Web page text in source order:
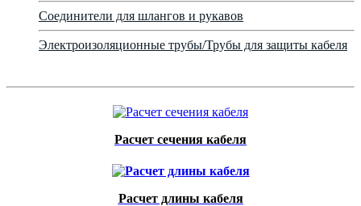
Соединители для шлангов и рукавов
Электроизоляционные трубы/Трубы для защиты кабеля
Расчет сечения кабеля
Расчет длины кабеля